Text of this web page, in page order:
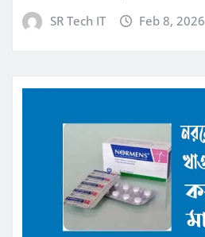
SR Tech IT Feb 8, 2026